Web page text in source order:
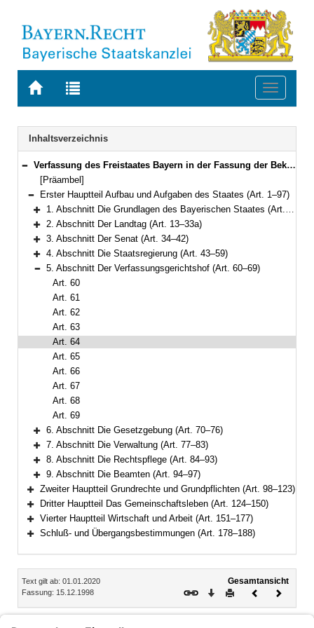
Zur
BAYERN.RECHT
Zur
letzten
Suche
Toggle
Navigation
Inhaltsverzeichnis
Bereich reduzieren
Verfassung des Freistaates Bayern in der Fassung der Bekanntmachung vom 15. Dezember 1998 (GVBl. S. 991, 992) BayRS 100-1-I (Art. 1–188)
[Präambel]
Bereich reduzieren
Erster Hauptteil Aufbau und Aufgaben des Staates (Art. 1–97)
Bereich erweitern
1. Abschnitt Die Grundlagen des Bayerischen Staates (Art. 1–12)
Bereich erweitern
2. Abschnitt Der Landtag (Art. 13–33a)
Bereich erweitern
3. Abschnitt Der Senat (Art. 34–42)
Bereich erweitern
4. Abschnitt Die Staatsregierung (Art. 43–59)
Bereich reduzieren
5. Abschnitt Der Verfassungsgerichtshof (Art. 60–69)
Art. 60
Art. 61
Art. 62
Art. 63
Art. 64
Art. 65
Art. 66
Art. 67
Art. 68
Art. 69
Bereich erweitern
6. Abschnitt Die Gesetzgebung (Art. 70–76)
Bereich erweitern
7. Abschnitt Die Verwaltung (Art. 77–83)
Bereich erweitern
8. Abschnitt Die Rechtspflege (Art. 84–93)
Bereich erweitern
9. Abschnitt Die Beamten (Art. 94–97)
Bereich erweitern
Zweiter Hauptteil Grundrechte und Grundpflichten (Art. 98–123)
Bereich erweitern
Dritter Hauptteil Das Gemeinschaftsleben (Art. 124–150)
Bereich erweitern
Vierter Hauptteil Wirtschaft und Arbeit (Art. 151–177)
Schluß- und Übergangsbestimmungen (Art. 178–188)
Inhalt
Text gilt ab: 01.01.2020
Fassung: 15.12.1998
Gesamtansicht
Download
DruckenVorheriges